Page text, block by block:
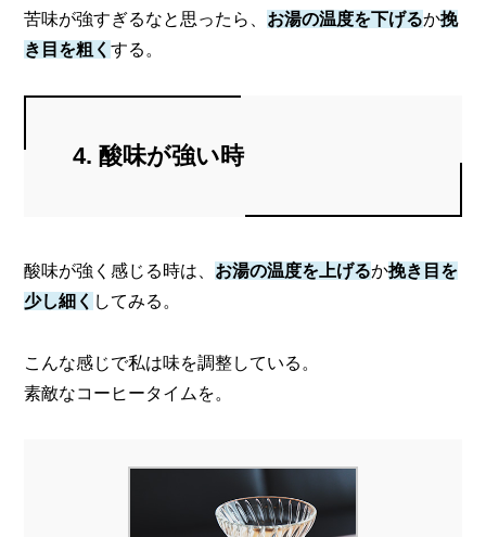
苦味が強すぎるなと思ったら、 お湯の温度を下げるか挽
き目を粗く する。
4. 酸味が強い時
酸味が強く感じる時は、 お湯の温度を上げるか挽き目を
少し細く してみる。
こんな感じで私は味を調整している。
素敵なコーヒータイムを。